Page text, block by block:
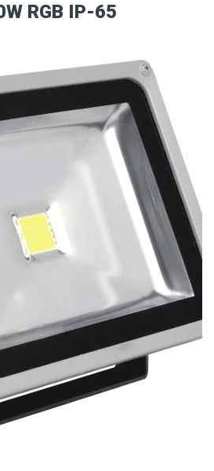
RGB IP-65